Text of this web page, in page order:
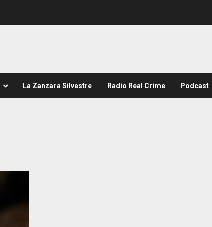
La Zanzara Silvestre Radio Real Crime Podcast